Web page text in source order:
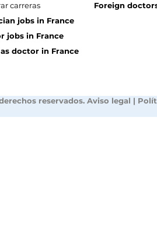
carreras
jobs in France
jobs in France
doctor in France
Foreign
reservados. Aviso legal |